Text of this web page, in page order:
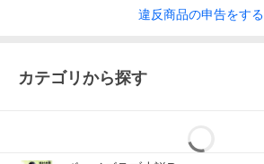
違反商品の申告をする
カテゴリから探す